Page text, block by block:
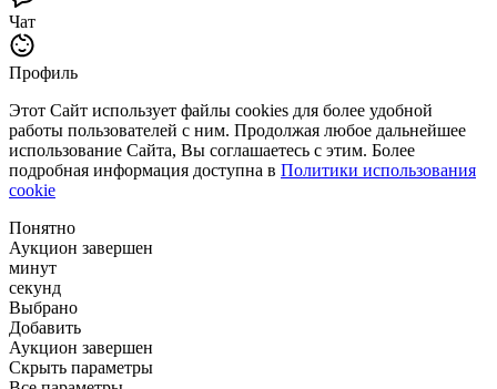
Чат
Профиль
Этот Сайт использует файлы cookies для более удобной
работы пользователей с ним. Продолжая любое дальнейшее
использование Сайта, Вы соглашаетесь с этим. Более
подробная информация доступна в Политики использования
cookie
Понятно
Аукцион завершен
минут
секунд
Выбрано
Добавить
Аукцион завершен
Скрыть параметры